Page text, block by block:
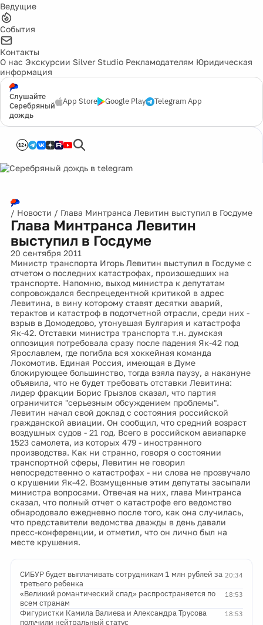
Ведущие
События
Контакты
О нас Экскурсии Silver Studio Рекламодателям Юридическая
информация
Слушайте
Серебряный
дождь
App Store Google Play Telegram App
12+
/ Новости / Глава Минтранса Левитин выступил в Госдуме
Глава Минтранса Левитин
выступил в Госдуме
20 сентября 2011
Министр транспорта Игорь Левитин выступил в Госдуме с
отчетом о последних катастрофах, произошедших на
транспорте. Напомню, выход министра к депутатам
сопровождался беспрецедентной критикой в адрес
Левитина, в вину которому ставят десятки аварий,
терактов и катастроф в подотчетной отрасли, среди них -
взрыв в Домодедово, утонувшая Булгария и катастрофа
Як-42. Отставки министра транспорта т.н. думская
оппозиция потребовала сразу после падения Як-42 под
Ярославлем, где погибла вся хоккейная команда
Локомотив. Единая Россия, имеющая в Думе
блокирующее большинство, тогда взяла паузу, а накануне
объявила, что не будет требовать отставки Левитина:
лидер фракции Борис Грызлов сказал, что партия
ограничится "серьезным обсуждением проблемы".
Левитин начал свой доклад с состояния российской
гражданской авиации. Он сообщил, что средний возраст
воздушных судов - 21 год. Всего в российском авиапарке
1523 самолета, из которых 479 - иностранного
производства. Как ни странно, говоря о состоянии
транспортной сферы, Левитин не говорил
непосредственно о катастрофах - ни слова не прозвучало
о крушении Як-42. Возмущенные этим депутаты засыпали
министра вопросами. Отвечая на них, глава Минтранса
сказал, что полный отчет о катастрофе его ведомство
обнародовало ежедневно после того, как она случилась,
что представители ведомства дважды в день давали
пресс-конференции, и отметил, что он лично был на
месте крушения.
20:34
СИБУР будет выплачивать сотрудникам 1 млн рублей за
третьего ребенка
18:53
«Великий романтический спад» распространяется по
всем странам
18:53
Фигуристки Камила Валиева и Александра Трусова
получили нейтральный статус